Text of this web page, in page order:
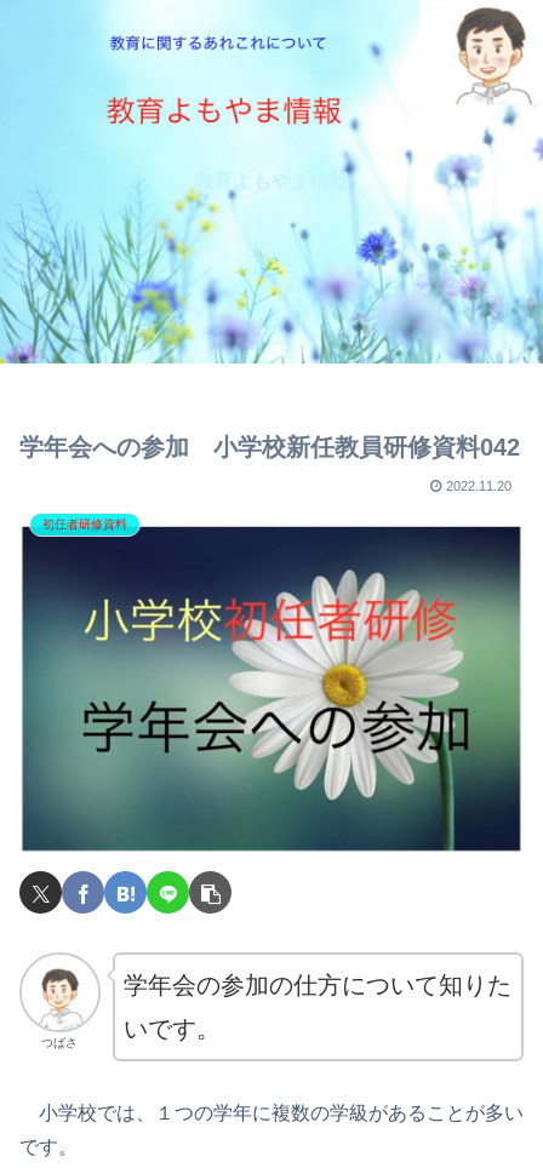
教育よもやま情報
学年会への参加 小学校新任教員研修資料042
2022.11.20
初任者研修資料
つばさ
学年会の参加の仕方について知りた
いです。
小学校では、１つの学年に複数の学級があることが多い
です。